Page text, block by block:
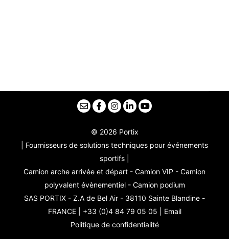
© 2026 Portix
| Fournisseurs de solutions techniques pour événements
sportifs |
Camion arche arrivée et départ - Camion VIP - Camion
polyvalent évènementiel - Camion podium
SAS PORTIX - Z.A de Bel Air - 38110 Sainte Blandine -
FRANCE | +33 (0)4 84 79 05 05 | Email
Politique de confidentialité